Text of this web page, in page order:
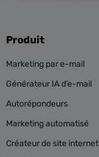
Produit
Marketing par e-mail
Générateur IA d’e-mail
Autorépondeurs
Marketing automatisé
Créateur de site internet